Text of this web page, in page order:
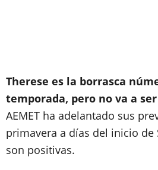
Therese es la borrasca
temporada, pero no va a
AEMET ha adelantado sus
primavera a días del inicio de
son positivas.